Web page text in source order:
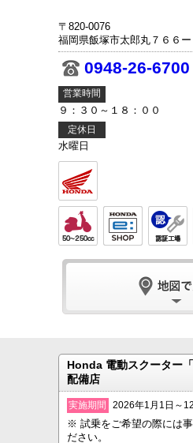
〒820-0076
福岡県飯塚市太郎丸７６６ー
0948-26-6700
営業時間
９：３０～１８：００
定休日
水曜日
Honda 電動スクーター
配備店
実施期間 2026年1月1日～
※ 試乗をご希望の際には
ださい。